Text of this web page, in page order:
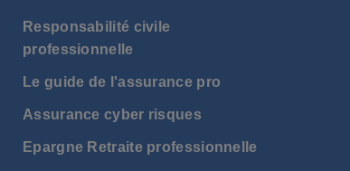
Responsabilité civile
professionnelle
Le guide de l'assurance pro
Assurance cyber risques
Epargne Retraite professionnelle